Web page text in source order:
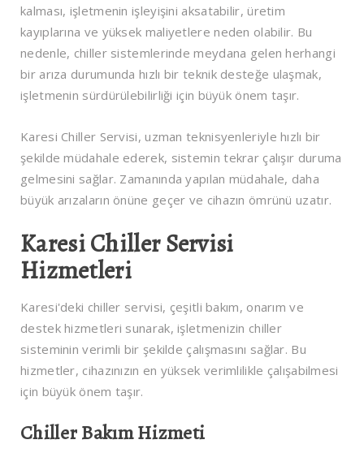
kalması, işletmenin işleyişini aksatabilir, üretim
kayıplarına ve yüksek maliyetlere neden olabilir. Bu
nedenle, chiller sistemlerinde meydana gelen herhangi
bir arıza durumunda hızlı bir teknik desteğe ulaşmak,
işletmenin sürdürülebilirliği için büyük önem taşır.
Karesi Chiller Servisi, uzman teknisyenleriyle hızlı bir
şekilde müdahale ederek, sistemin tekrar çalışır duruma
gelmesini sağlar. Zamanında yapılan müdahale, daha
büyük arızaların önüne geçer ve cihazın ömrünü uzatır.
Karesi Chiller Servisi
Hizmetleri
Karesi'deki chiller servisi, çeşitli bakım, onarım ve
destek hizmetleri sunarak, işletmenizin chiller
sisteminin verimli bir şekilde çalışmasını sağlar. Bu
hizmetler, cihazınızın en yüksek verimlilikle çalışabilmesi
için büyük önem taşır.
Chiller Bakım Hizmeti